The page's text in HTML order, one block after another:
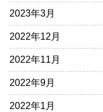
2023年3月
2022年12月
2022年11月
2022年9月
2022年1月